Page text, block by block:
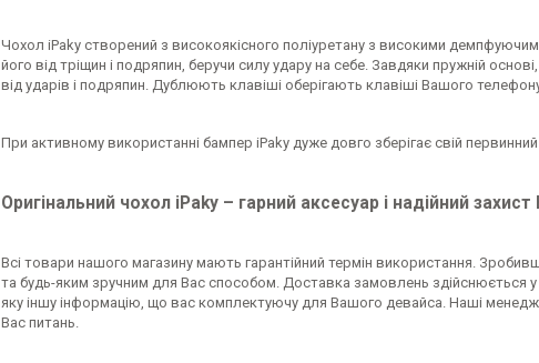
Чохол iPaky створений з високоякісного поліуретану з високими
його від тріщин і подряпин, беручи силу удару на себе. Завдяки пружній
від ударів і подряпин. Дублюють клавіші оберігають клавіші Вашого телефону
При активному використанні бампер iPaky дуже довго зберігає свій первинний
Оригінальний чохол iPaky – гарний аксесуар і надійний
Всі товари нашого магазину мають гарантійний термін використання.
та будь-яким зручним для Вас способом. Доставка замовлень здійснюється
яку іншу інформацію, що вас комплектуючу для Вашого девайса. Наші
Вас питань.